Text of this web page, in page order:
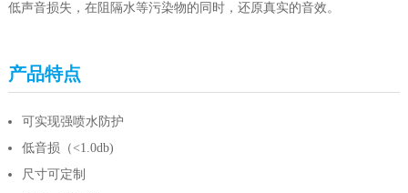
低声音损失，在阻隔水等污染物的同时，还原真实的音效。
产品特点
可实现强喷水防护
低音损（<1.0db)
尺寸可定制